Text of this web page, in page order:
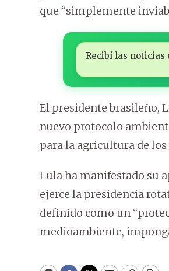
que “simplemente
Recibí las noticias
El presidente brasileño,
nuevo protocolo
para la agricultura de
Lula ha manifestado su
ejerce la presidencia
definido como un
medioambiente,